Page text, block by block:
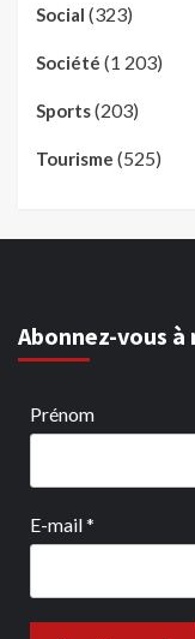
Social (323)
Société (1 203)
Sports(203)
Tourisme (525)
Abonnez-vous
Prénom
E-mail*